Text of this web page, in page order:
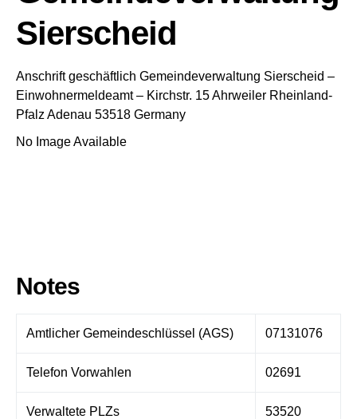
Sierscheid
Anschrift geschäftlich Gemeindeverwaltung Sierscheid –
Einwohnermeldeamt – Kirchstr. 15Ahrweiler Rheinland-
Pfalz Adenau 53518 Germany
No Image Available
Notes
Amtlicher Gemeindeschlüssel (AGS) 07131076
Telefon Vorwahlen 02691
Verwaltete PLZs 53520